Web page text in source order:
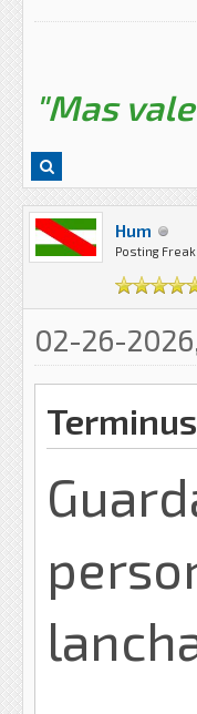
"Mas
Hum
Posting Freak
02-26-